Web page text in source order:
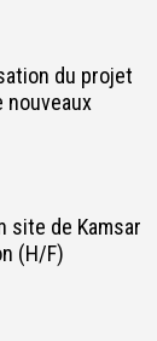
du projet
nouveaux
site de Kamsar
(H/F)